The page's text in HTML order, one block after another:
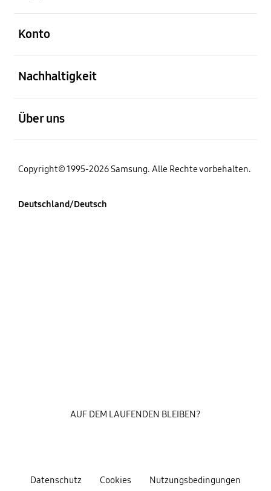
Konto
Nachhaltigkeit
Über uns
Copyright© 1995-2026 Samsung. Alle Rechte vorbehalten.
Deutschland/Deutsch
Datenschutz Cookies Nutzungsbedingungen
AUF DEM LAUFENDEN BLEIBEN?